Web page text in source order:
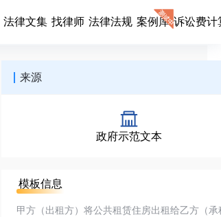
法律文集 找律师 法律法规 案例库 诉讼费计
来源
政府示范文本
模板信息
甲方（出租方）将公共租赁住房出租给乙方（承